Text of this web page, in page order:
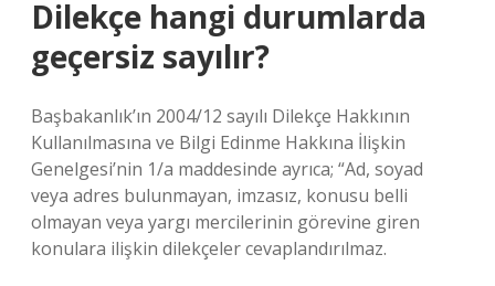
Dilekçe hangi durumlarda
geçersiz sayılır?
Başbakanlık’ın 2004/12 sayılı Dilekçe Hakkının
Kullanılmasına ve Bilgi Edinme Hakkına İlişkin
Genelgesi’nin 1/a maddesinde ayrıca; “Ad, soyad
veya adres bulunmayan, imzasız, konusu belli
olmayan veya yargı mercilerinin görevine giren
konulara ilişkin dilekçeler cevaplandırılmaz.